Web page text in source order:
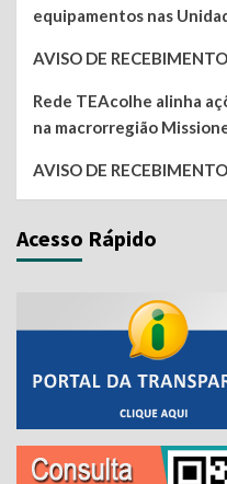
equipamentos nas
AVISO DE
Rede TEAcolhe alinha
na macrorregião
AVISO DE
Acesso Rápido